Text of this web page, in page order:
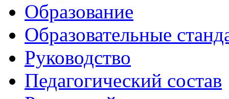
Образование
Образовательные
Руководство
Педагогический состав